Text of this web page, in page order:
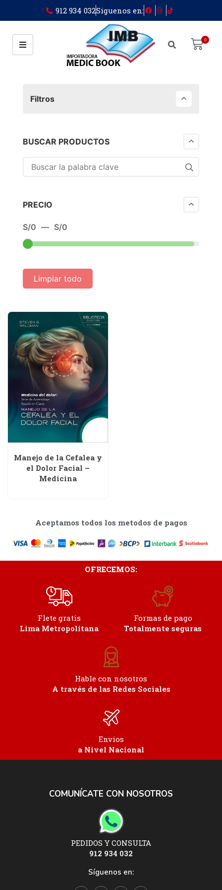
912 934 032Siguenos en:
0
Filtros
BUSCAR PRODUCTOS
PRECIO
S/0 — S/0
Limpiar todo
Manejo de la Cefalea y
el Dolor Facial –
Medicina
Aceptamos todos los metodos de pagos
OFRECEMOS:
Flete gratis
Lima Metropolitana
Formas de pago
Totalmente seguras
Hable con nosotros
A través de las Redes Sociales
Envios
a Nivel Nacional
COMUNÍCATE CON NOSOTROS
PEDIDOS Y CONSULTA
912 934 032
Síguenos en: